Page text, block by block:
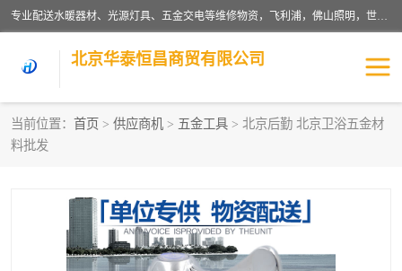
专业配送水暖器材、光源灯具、五金交电等维修物资，飞利浦，佛山照明，世达，博世，九牧，特陶等各产品涉及国内外知名品牌。公司专注与物业、学校、酒店、工厂等单位合作，提供一站式配送服务，降低客户综合成本。依托电子商务改变传统模式，以专业的团队为客户提供24H物资配送到达，货到月结、统一开票，便捷退换等服务，提高了企业的运营效率。
北京华泰恒昌商贸有限公司
当前位置： 首页 > 供应商机 > 五金工具 > 北京后勤 北京卫浴五金材
料批发
水暖阀门
五金工具 涂料辅材